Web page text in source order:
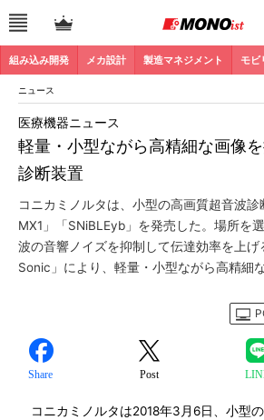
組み込み開発 メカ設計 製造マネジメント モビ
ニュース
軽量・小型ながら高精細な画像
診断装置
医療機器ニュース
コニカミノルタは、小型の高画質超音波診
MX1」「SNiBLEyb」を発売した。場所を
波の音響ノイズを抑制して伝達効率を上げ
Sonic」により、軽量・小型ながら高精細
Share Post
コニカミノルタは2018年3月6日、小型